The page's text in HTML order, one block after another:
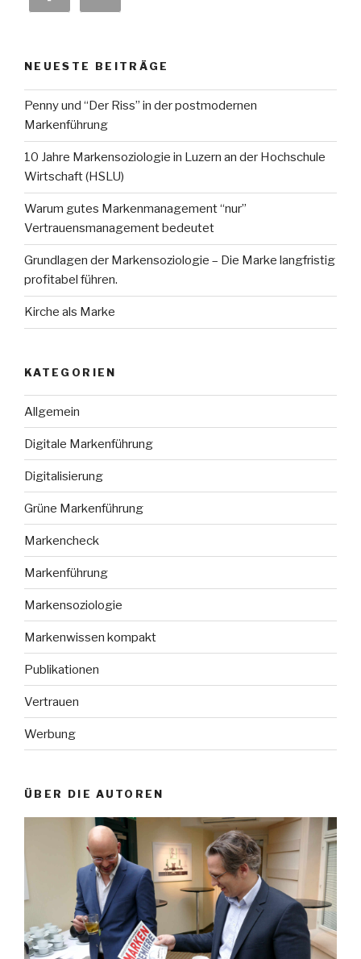
NEUESTE BEITRÄGE
Penny und “Der Riss” in der postmodernen
Markenführung
10 Jahre Markensoziologie in Luzern an der Hochschule
Wirtschaft (HSLU)
Warum gutes Markenmanagement “nur”
Vertrauensmanagement bedeutet
Grundlagen der Markensoziologie – Die Marke langfristig
profitabel führen.
Kirche als Marke
KATEGORIEN
Allgemein
Digitale Markenführung
Digitalisierung
Grüne Markenführung
Markencheck
Markenführung
Markensoziologie
Markenwissen kompakt
Publikationen
Vertrauen
Werbung
ÜBER DIE AUTOREN